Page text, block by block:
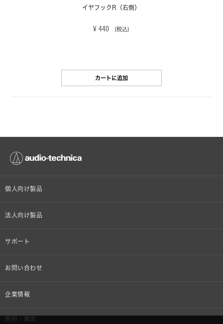
イヤフックR（右側）
¥ 440 (税込)
カートに追加
個人向け製品
オンラインストア限定
法人向け製品
設備音響機器
サポート
個人向け製品サポート
お問い合わせ
その他、メディア 取材関連等のお問い合わせ
企業情報
株式会社オーディオテクニカ
規約・規定